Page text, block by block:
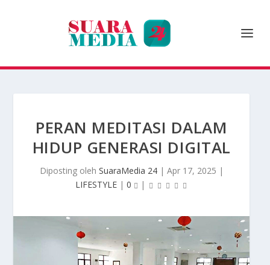
PERAN MEDITASI DALAM
HIDUP GENERASI DIGITAL
Diposting oleh SuaraMedia 24| Apr 17, 2025 |
LIFESTYLE | 0 |